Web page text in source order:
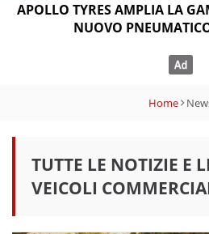
i
APOLLO TYRES AMPLIA LA
NUOVO
Home
TUTTE LE NOTIZIE E
VEICOLI